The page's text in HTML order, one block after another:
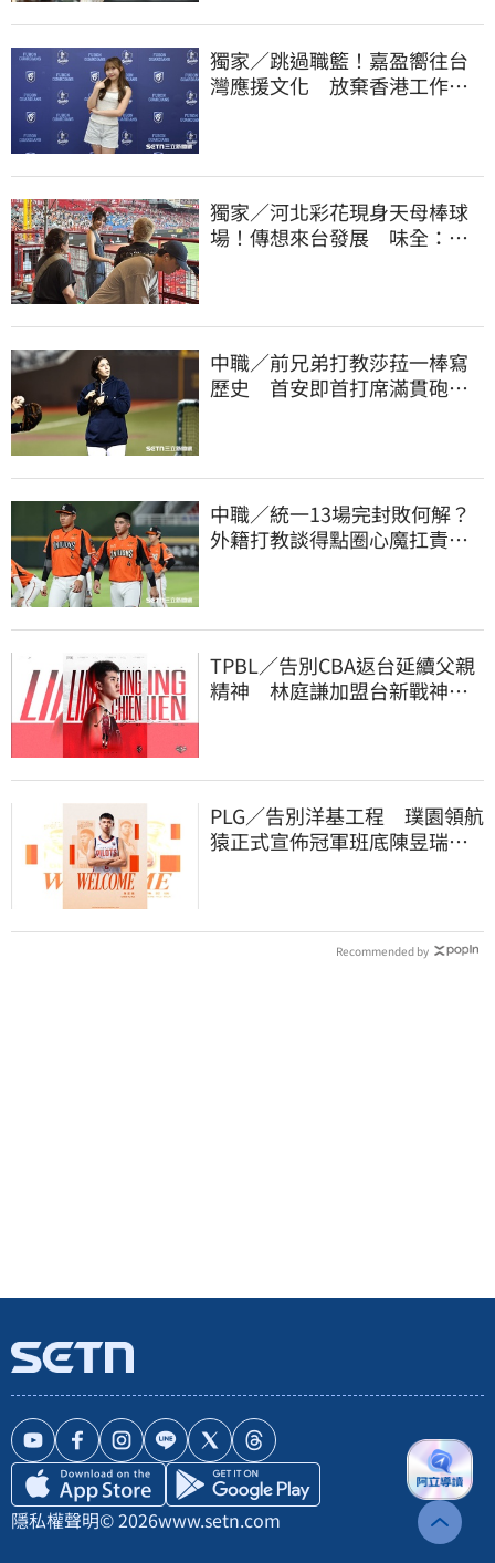
獨家／跳過職籃！嘉盈嚮往台
灣應援文化 放棄香港工作跨
獨家／河北彩花現身天母棒球
場！傳想來台發展 味全：歡
中職／前兄弟打教莎菈一棒寫
歷史 首安即首打席滿貫砲！
中職／統一13場完封敗何解？
外籍打教談得點圈心魔扛責：
TPBL／告別CBA返台延續父親
精神 林庭謙加盟台新戰神！
PLG／告別洋基工程 璞園領航
猿正式宣佈冠軍班底陳昱瑞下
Recommended by
隱私權聲明© 2026www.setn.com